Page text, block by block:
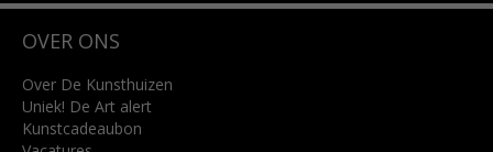
4818 SB Breda
info@kunsthuisbreda.nl
Lees meer
OVER ONS
Over De Kunsthuizen
Uniek! De Art alert
Kunstcadeaubon